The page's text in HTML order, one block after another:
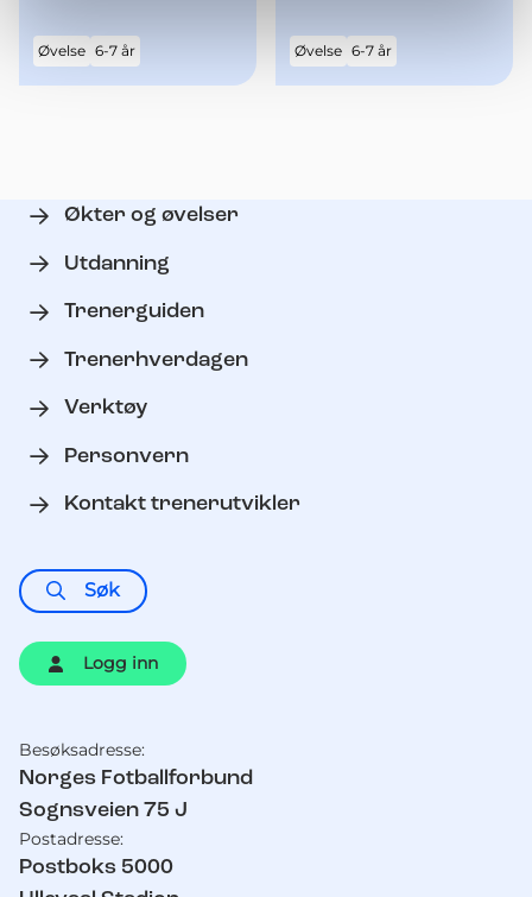
Øvelse 6-7 år Øvelse 6-7 år
Økter og øvelser
Utdanning
Trenerguiden
Trenerhverdagen
Verktøy
Personvern
Kontakt trenerutvikler
Søk
Logg inn
Kontaktinformasjon
Besøksadresse:
Norges Fotballforbund
Sognsveien 75 J
Postadresse:
Postboks 5000